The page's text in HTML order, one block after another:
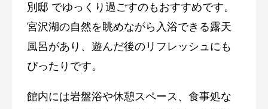
別邸 でゆっくり過ごすのもおすすめです。
宮沢湖の自然を眺めながら入浴できる露天
風呂があり、遊んだ後のリフレッシュにも
ぴったりです。
館内には岩盤浴や休憩スペース、食事処な